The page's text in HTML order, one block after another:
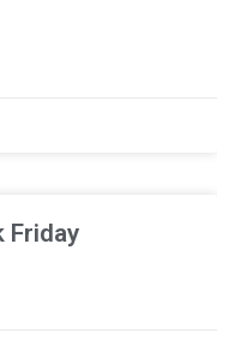
Friday